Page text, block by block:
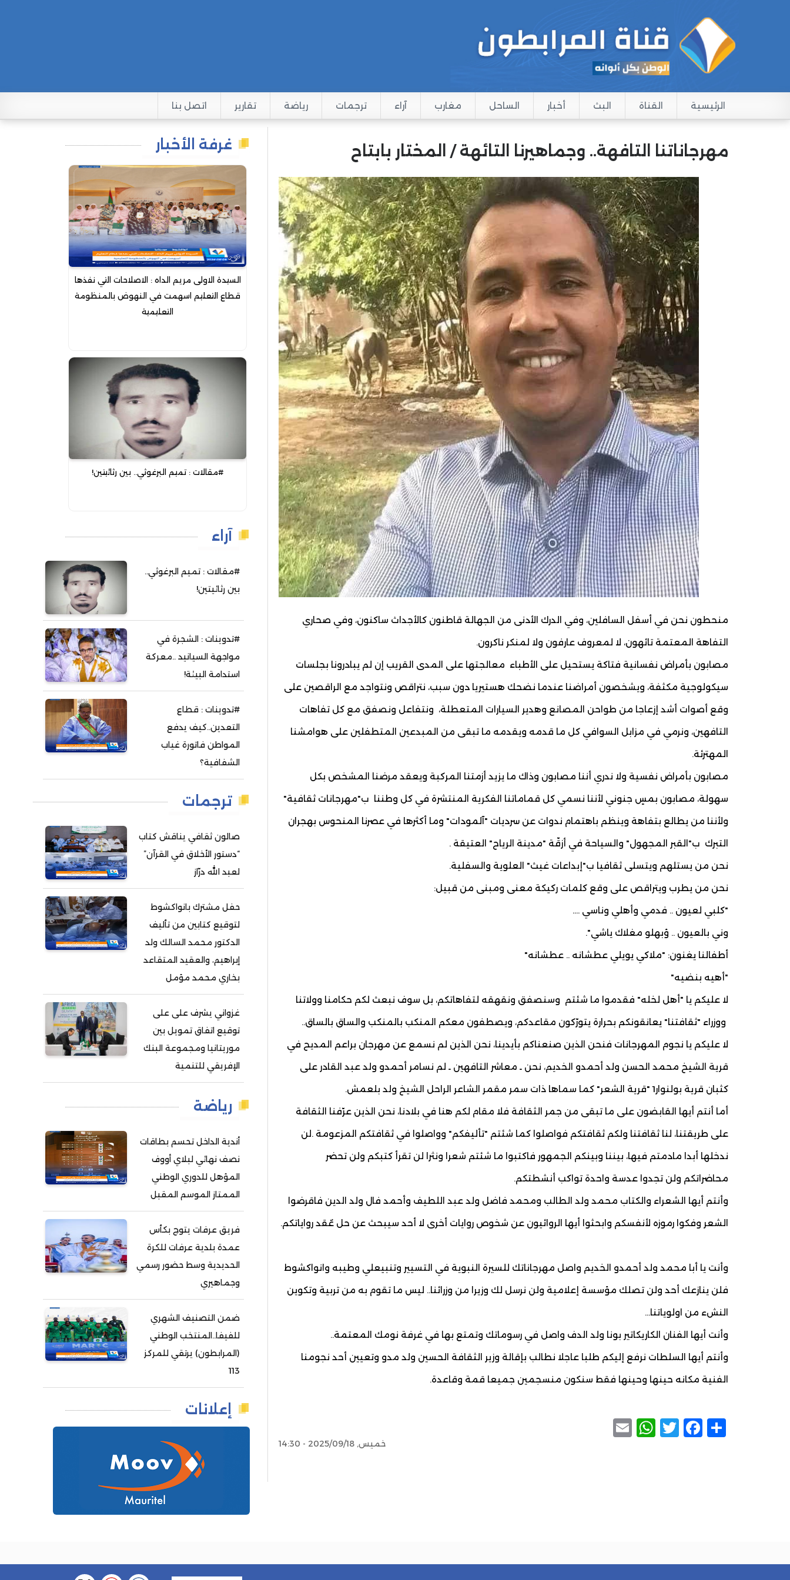
Main navigation
الرئيسية القناة البث أخبار الساحل مغارب آراء ترجمات رياضة تقارير اتصل بنا
مهرجاناتنا التافهة.. وجماهيرنا التائهة / المختار بابتاح
منحطون نحن في أسفل السافلين، وفي الدرك الأدنى من الجهالة قاطنون كالأجداث ساكنون، وفي صحاري
التفاهة المعتمة تائهون، لا لمعروف عارفون ولا لمنكر ناكرون.
مصابون بأمراض نفسانية فتاكة يستحيل على الأطباء معالجتها على المدى القريب إن لم يبادرونا بجلسات
سيكولوجية مكثفة، ويشخصون أمراضنا عندما نضحك هستيريا دون سبب، نتراقص ونتواجد مع الراقصين على
وقع أصوات أشد إزعاجا من طواحن المصانع وهدير السيارات المتعطلة، ونتفاعل ونصفق مع كل تفاهات
التافهين، ونرمي في مزابل السوافي كل ما قدمه ويقدمه ما تبقى من المبدعين المتطفلين على هوامشنا
المهترئة.
مصابون بأمراض نفسية ولا ندري أننا مصابون وذاك ما يزيد أزمتنا المركبة ويعقد مرضنا المشخص بكل
سهولة، مصابون بمسٍ جنوني لأننا نسمي كل قماماتنا الفكرية المنتشرة في كل وطننا ب"مهرجانات ثقافية"
ولأننا من يطالع بتفاهة وينظم باهتمام ندوات عن سرديات "آلمودات" وما أكثرها في عصرنا المنحوس بهجران
التبرك ب"القبر المجهول" والسياحة في أزقّة "مدينة الرياح" العتيقة .
نحن من يستلهم ويتسلى ثقافيا ب"إبداعات غيث" العلوية والسفلية.
نحن من يطرب ويتراقص على وقع كلمات ركيكة معنى ومبنى من قبيل:
"كلبي لعيون .. فدمي وأهلي وناسي ....
وني بالعيون .. ؤبهلو مغلاك ياشي".
أطفالنا يغنون: "ملاكي يويلي عطشانه .. عطشانه"
"أهيه بنضيه"
لا عليكم يا "أهل لخله" فقدموا ما شئتم وسنصفق ونقهقه لتفاهاتكم، بل سوف نبعث لكم حكامنا وولاتنا
ووزراء "ثقافتنا" يعانقونكم بحرارة يتورّكون مقاعدكم، ويصطفون معكم المنكب بالمنكب والساق بالساق..
لا عليكم يا نجوم المهرجانات فنحن الذين صنعناكم بأيدينا، نحن الذين لم نسمع عن مهرجان براعم المديح في
قرية الشيخ محمد الحسن ولد أحمدو الخديم، نحن ـ معاشر التافهين ـ لم نسامر أحمدو ولد عبد القادر على
كثبان قرية بولنوار1 "قرية الشعر" كما سماها ذات سمر مقمر الشاعر الراحل الشيخ ولد بلعمش.
أما أنتم أيها القابضون على ما تبقى من جمر الثقافة فلا مقام لكم هنا في بلادنا، نحن الذين عرّفنا الثقافة
على طريقتنا، لنا ثقافتنا ولكم ثقافتكم فواصلوا كما شئتم "تأليفكم" وواصلوا في ثقافتكم المزعومة .لن
ندخلها أبدا مادمتم فيها، بيننا وبينكم الجمهور فاكتبوا ما شئتم شعرا ونثرا لن تقرأ كتبكم ولن تحضر
محاضراتكم ولن تجدوا عدسة واحدة تواكب أنشطتكم.
وأنتم أيها الشعراء والكتاب محمد ولد الطالب ومحمد فاضل ولد عبد اللطيف وأحمد فال ولد الدين فاقرضوا
الشعر وفكوا رموزه لأنفسكم وابحثوا أيها الروائيون عن شخوص روايات أخرى لا أحد سيبحث عن حل عٌقد رواياتكم.
وأنت يا أبا محمد ولد أحمدو الخديم واصل مهرجاناتك للسيرة النبوية في التسيير وتنبيعلي وطيبه وانواكشوط
فلن ينازعك أحد ولن تصلك مؤسسة إعلامية ولن نرسل لك وزيرا من وزرائنا.. ليس ما تقوم به من تربية وتكوين
النشء من اولوياتنا...
وأنت أيها الفنان الكاريكاتير بونا ولد الدف واصل في رسوماتك وتمتع بها في غرفة نومك المعتمة..
وأنتم أيها السلطات نرفع إليكم طلبا عاجلا نطالب بإقالة وزير الثقافة الحسين ولد مدو وتعيين أحد نجومنا
الفنية مكانه حينها وحينها فقط سنكون منسجمين جميعا قمة وقاعدة.
Share
Facebook
Twitter
WhatsApp
خميس, 2025/09/18 - 14:30
غرفة الأخبار
السيدة الاولى مريم الداه : الاصلاحات التي نفذها
قطاع التعليم اسهمت في النهوض بالمنظومة
التعليمية
#مقالات : تميم البرغوثي.. بين رثائيتين!
آراء
#مقالات : تميم البرغوثي..
بين رثائيتين!
#تدوينات : الشجرة في
مواجهة السيانيد ..معركة
استدامة البيئة!
#تدوينات : قطاع
التعدين..كيف يدفع
المواطن فاتورة غياب
الشفافية؟
ترجمات
صالون ثقافي يناقش كتاب
“دستور الأخلاق في القرآن”
لعبد الله درّاز
حفل مشترك بانواكشوط
لتوقيع كتابين من تأليف
الدكتور محمد السالك ولد
إبراهيم، والعقيد المتقاعد
بخاري محمد مؤمل
غزواني يشرف على على
توقيع اتفاق تمويل بين
موريتانيا ومجموعة البنك
الإفريقي للتنمية
رياضة
أندية الداخل تحسم بطاقات
نصف نهائي لبلاي أووف
المؤهل للدوري الوطني
الممتاز الموسم المقبل
فريق عرفات يتوج بكأس
عمدة بلدية عرفات للكرة
الحديدية وسط حضور رسمي
وجماهيري
ضمن التصنيف الشهري
للفيفا..المنتخب الوطني
(المرابطون) يرتقي للمركز
113
إعلانات